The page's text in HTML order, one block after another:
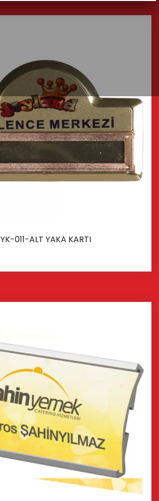
YK-011-ALT YAKA KARTI